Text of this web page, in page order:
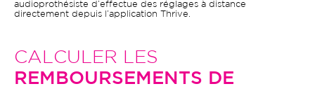
audioprothésiste d’effectue des réglages à distance
directement depuis l’application Thrive.
CALCULER LES
REMBOURSEMENTS DE